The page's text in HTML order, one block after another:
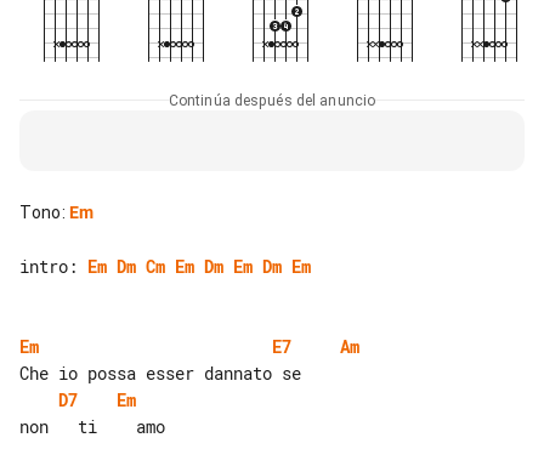
Continúa después del anuncio
Tono: Em
intro: Em Dm Cm Em Dm Em Dm Em
Em E7
Am
D7
Em
non   ti    amo